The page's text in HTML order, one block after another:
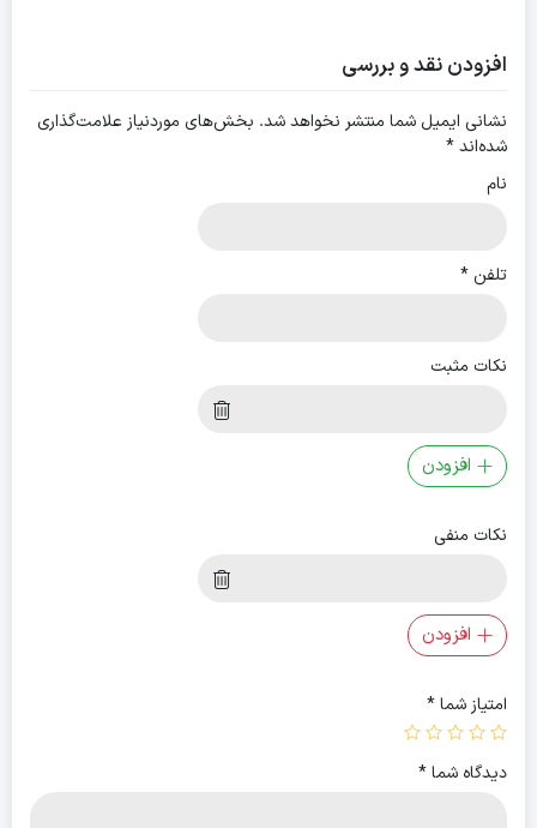
افزودن نقد و بررسی
نشانی ایمیل شما منتشر نخواهد شد. بخش‌های موردنیاز علامت‌گذاری
شده‌اند*
نام
تلفن *
نکات مثبت
افزودن
نکات منفی
افزودن
امتیاز شما*
دیدگاه شما*